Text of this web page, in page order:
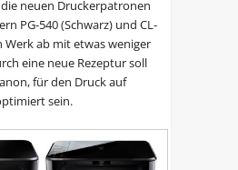
neuen Druckerpatronen
PG-540 (Schwarz) und CL-
Werk ab mit etwas weniger
eine neue Rezeptur soll
für den Druck auf
sein.